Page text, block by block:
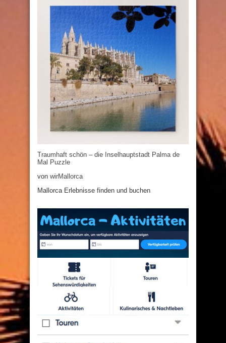
Traumhaft schön – die Inselhauptstadt Palma de
Mal Puzzle
von wirMallorca
Mallorca Erlebnisse finden und buchen